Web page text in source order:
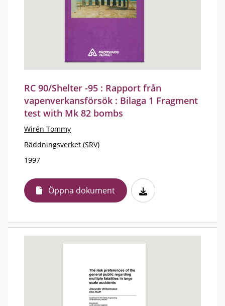
RC 90/Shelter -95 : Rapport från
vapenverkansförsök : Bilaga 1 Fragment
test with Mk 82 bombs
Wirén Tommy
Räddningsverket (SRV)
1997
Öppna dokument